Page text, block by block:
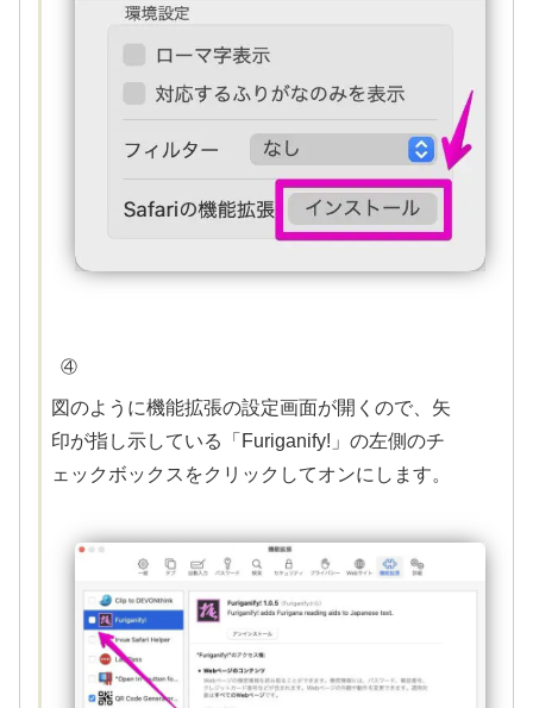
④
図のように機能拡張の設定画面が開くので、矢
印が指し示している「Furiganify!」の左側のチ
ェックボックスをクリックしてオンにします。